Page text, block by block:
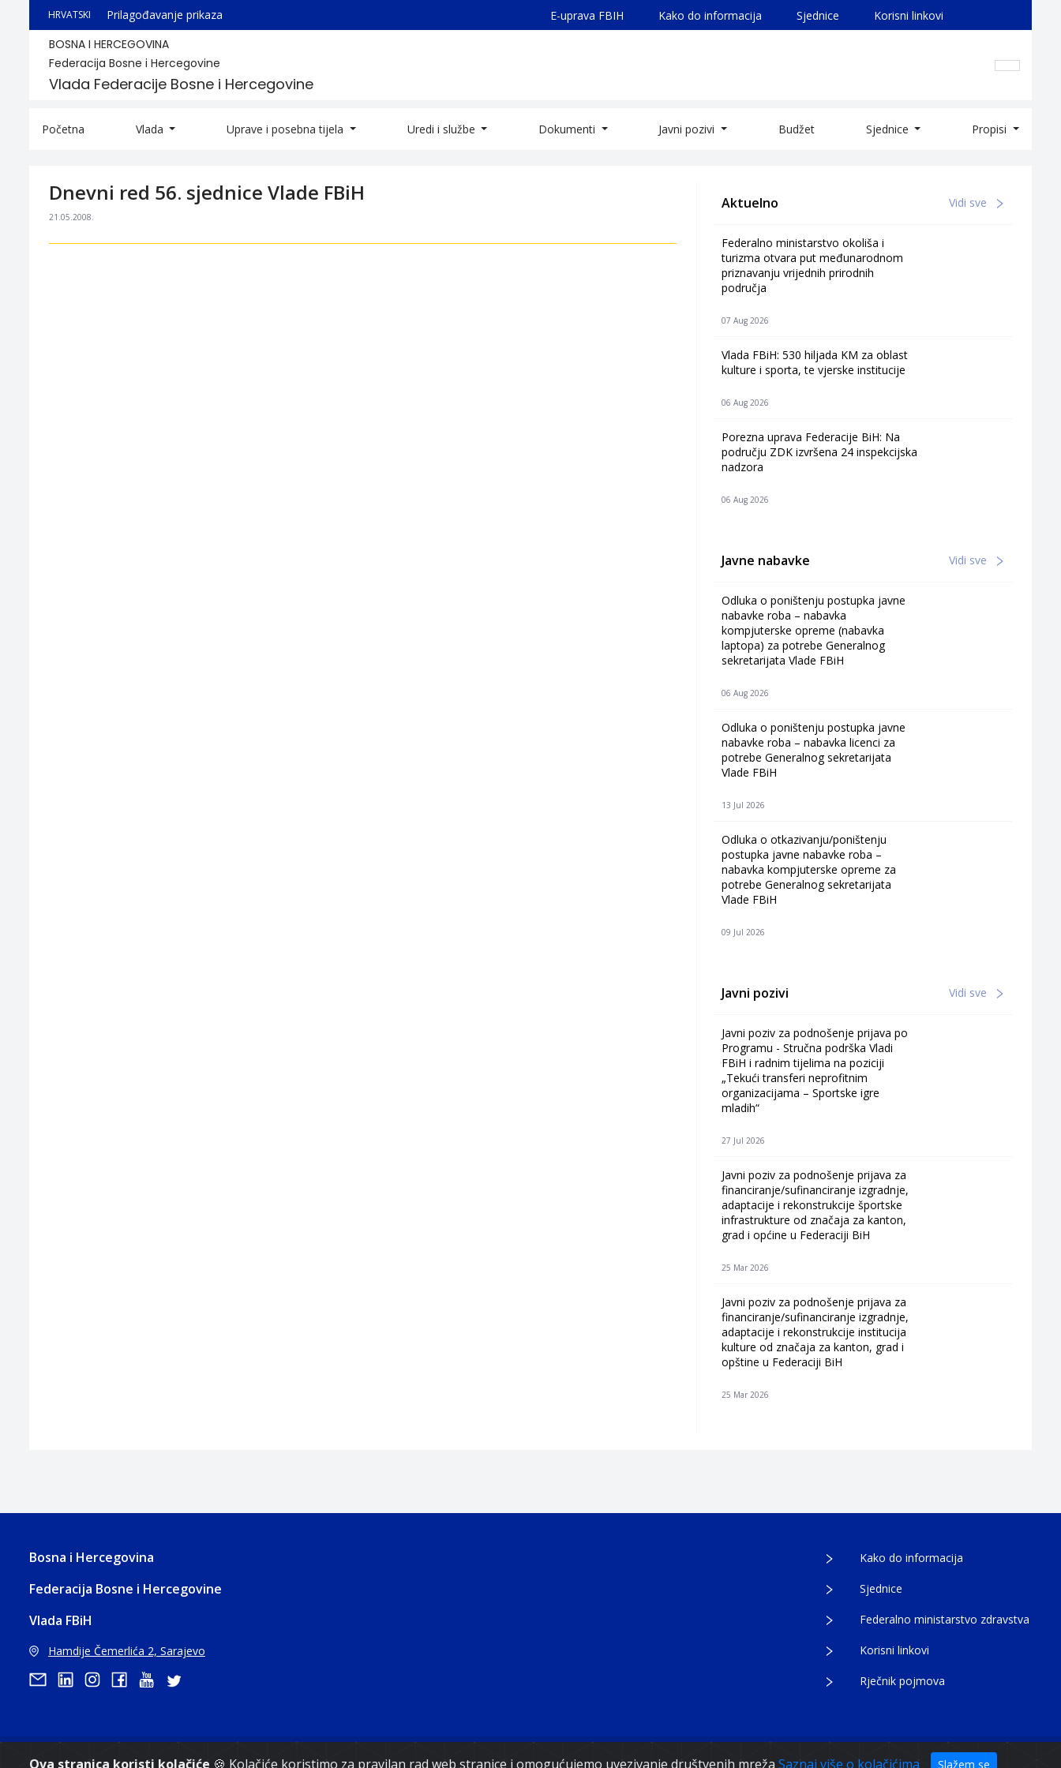
Ova stranica koristi kolačiće 🍪 Kolačiće koristimo za pravilan rad web stranice i omogućujemo uvezivanje društvenih mreža Saznaj više o kolačićima Slažem se
HRVATSKI Prilagođavanje prikaza E-uprava FBIH Kako do informacija Sjednice Korisni linkovi
BOSNA I HERCEGOVINA
Federacija Bosne i Hercegovine
Vlada Federacije Bosne i Hercegovine
Početna Vlada Uprave i posebna tijela Uredi i službe Dokumenti Javni pozivi Budžet Sjednice Propisi
Dnevni red 56. sjednice Vlade FBiH
21.05.2008.
Aktuelno Vidi sve
Federalno ministarstvo okoliša i
turizma otvara put međunarodnom
priznavanju vrijednih prirodnih
područja
07 Aug 2026
Vlada FBiH: 530 hiljada KM za oblast
kulture i sporta, te vjerske institucije
06 Aug 2026
Porezna uprava Federacije BiH: Na
području ZDK izvršena 24 inspekcijska
nadzora
06 Aug 2026
Javne nabavke Vidi sve
Odluka o poništenju postupka javne
nabavke roba – nabavka
kompjuterske opreme (nabavka
laptopa) za potrebe Generalnog
sekretarijata Vlade FBiH
06 Aug 2026
Odluka o poništenju postupka javne
nabavke roba – nabavka licenci za
potrebe Generalnog sekretarijata
Vlade FBiH
13 Jul 2026
Odluka o otkazivanju/poništenju
postupka javne nabavke roba –
nabavka kompjuterske opreme za
potrebe Generalnog sekretarijata
Vlade FBiH
09 Jul 2026
Javni pozivi Vidi sve
Javni poziv za podnošenje prijava po
Programu - Stručna podrška Vladi
FBiH i radnim tijelima na poziciji
„Tekući transferi neprofitnim
organizacijama – Sportske igre
mladih“
27 Jul 2026
Javni poziv za podnošenje prijava za
financiranje/sufinanciranje izgradnje,
adaptacije i rekonstrukcije športske
infrastrukture od značaja za kanton,
grad i općine u Federaciji BiH
25 Mar 2026
Javni poziv za podnošenje prijava za
financiranje/sufinanciranje izgradnje,
adaptacije i rekonstrukcije institucija
kulture od značaja za kanton, grad i
opštine u Federaciji BiH
25 Mar 2026
Bosna i Hercegovina
Federacija Bosne i Hercegovine
Vlada FBiH
Hamdije Čemerlića 2, Sarajevo
Kako do informacija
Sjednice
Federalno ministarstvo zdravstva
Korisni linkovi
Rječnik pojmova
Copyright 2021. Vlada Federacije Bosne i Hercegovine